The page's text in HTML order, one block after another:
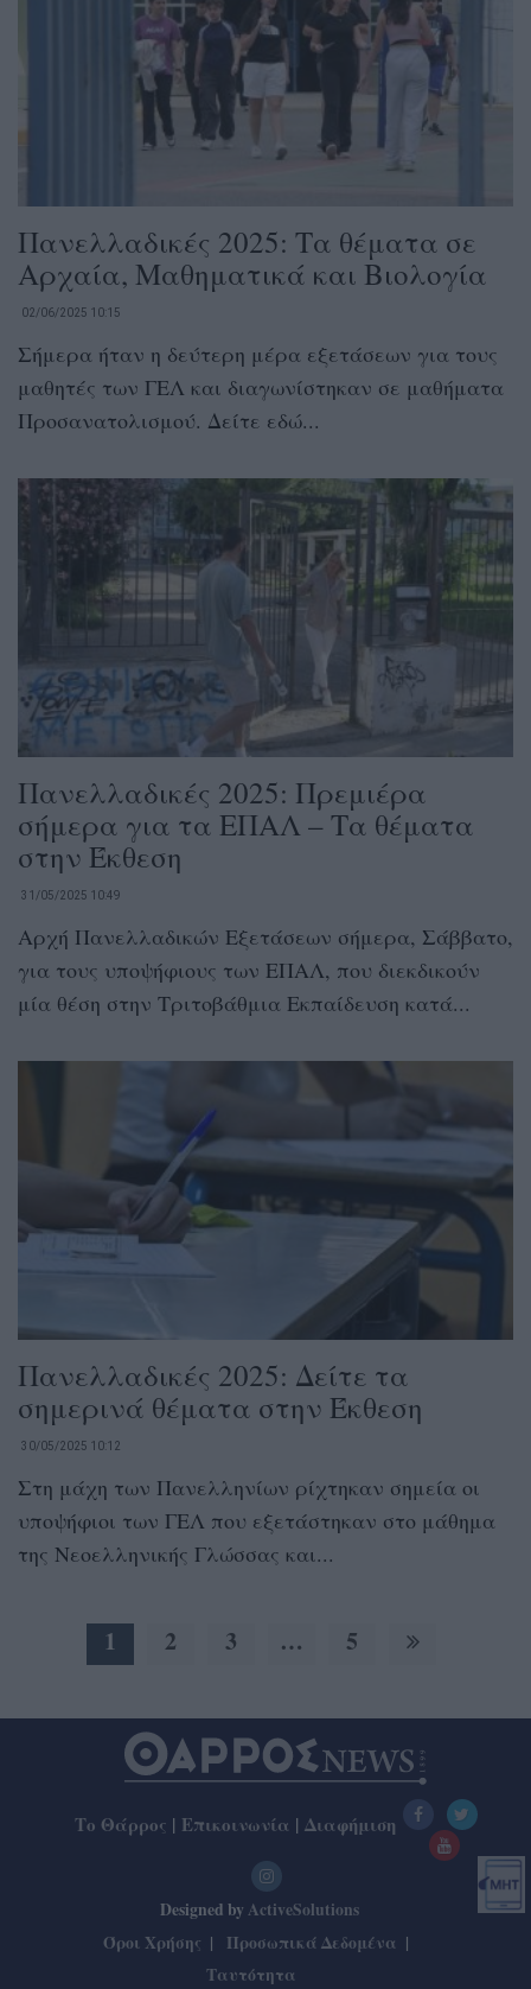
Πανελλαδικές 2025: Τα θέματα σε
Αρχαία, Μαθηματικά και Βιολογία
02/06/2025 10:15
Σήμερα ήταν η δεύτερη μέρα εξετάσεων για τους
μαθητές των ΓΕΛ και διαγωνίστηκαν σε μαθήματα
Προσανατολισμού. Δείτε εδώ...
Πανελλαδικές 2025: Πρεμιέρα
σήμερα για τα ΕΠΑΛ – Τα θέματα
στην Έκθεση
31/05/2025 10:49
Αρχή Πανελλαδικών Εξετάσεων σήμερα, Σάββατο,
για τους υποψήφιους των ΕΠΑΛ, που διεκδικούν
μία θέση στην Τριτοβάθμια Εκπαίδευση κατά...
Πανελλαδικές 2025: Δείτε τα
σημερινά θέματα στην Έκθεση
30/05/2025 10:12
Στη μάχη των Πανελληνίων ρίχτηκαν σημεία οι
υποψήφιοι των ΓΕΛ που εξετάστηκαν στο μάθημα
της Νεοελληνικής Γλώσσας και...
1 2 3 … 5
Το Θάρρος | Επικοινωνία | Διαφήμιση
Designed by ActiveSolutions
Όροι Χρήσης
Προσωπικά Δεδομένα
Ταυτότητα